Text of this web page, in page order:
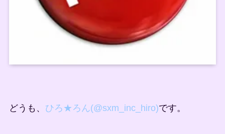
どうも、 ひろ★ろん(@sxm_inc_hiro)です。